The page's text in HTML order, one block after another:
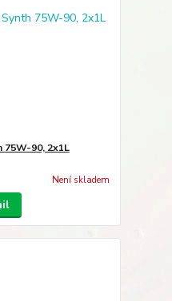
75W-90, 2x1L
Není skladem